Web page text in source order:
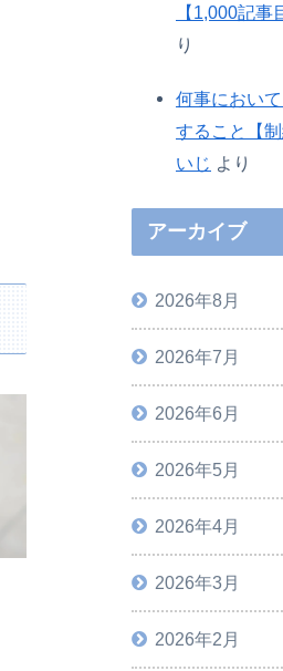
【1,000記事
り
何事におい
すること【
いじ より
アーカイブ
2026年8月
2026年7月
2026年6月
2026年5月
2026年4月
2026年3月
2026年2月